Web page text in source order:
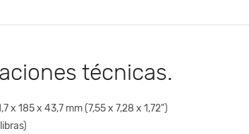
técnicas.
x 185 x 43,7 mm (7,55 x 7,28 x 1,72")